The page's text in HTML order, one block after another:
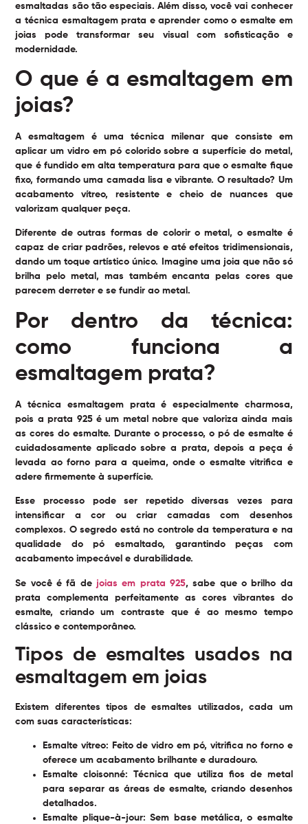
esmaltadas são tão especiais. Além disso, você vai conhecer
a técnica esmaltagem prata e aprender como o esmalte em
joias pode transformar seu visual com sofisticação e
modernidade.
O que é a esmaltagem em
joias?
A esmaltagem é uma técnica milenar que consiste em
aplicar um vidro em pó colorido sobre a superfície do metal,
que é fundido em alta temperatura para que o esmalte fique
fixo, formando uma camada lisa e vibrante. O resultado? Um
acabamento vítreo, resistente e cheio de nuances que
valorizam qualquer peça.
Diferente de outras formas de colorir o metal, o esmalte é
capaz de criar padrões, relevos e até efeitos tridimensionais,
dando um toque artístico único. Imagine uma joia que não só
brilha pelo metal, mas também encanta pelas cores que
parecem derreter e se fundir ao metal.
Por dentro da técnica:
como funciona a
esmaltagem prata?
Atécnica esmaltagem prata é especialmente charmosa,
pois a prata 925 é um metal nobre que valoriza ainda mais
as cores do esmalte. Durante o processo, o pó de esmalte é
cuidadosamente aplicado sobre a prata, depois a peça é
levada ao forno para a queima, onde o esmalte vitrifica e
adere firmemente à superfície.
Esse processo pode ser repetido diversas vezes para
intensificar a cor ou criar camadas com desenhos
complexos. O segredo está no controle da temperatura e na
qualidade do pó esmaltado, garantindo peças com
acabamento impecável e durabilidade.
Se você é fã de joias em prata 925, sabe que o brilho da
prata complementa perfeitamente as cores vibrantes do
esmalte, criando um contraste que é ao mesmo tempo
clássico e contemporâneo.
Tipos de esmaltes usados na
esmaltagem em joias
Existem diferentes tipos de esmaltes utilizados, cada um
com suas características:
Esmalte vítreo: Feito de vidro em pó, vitrifica no forno e
oferece um acabamento brilhante e duradouro.
Esmalte cloisonné:
Técnica que utiliza fios de metal
para separar as áreas de esmalte, criando desenhos
detalhados.
Esmalte plique-à-jour: Sem base metálica, o esmalte